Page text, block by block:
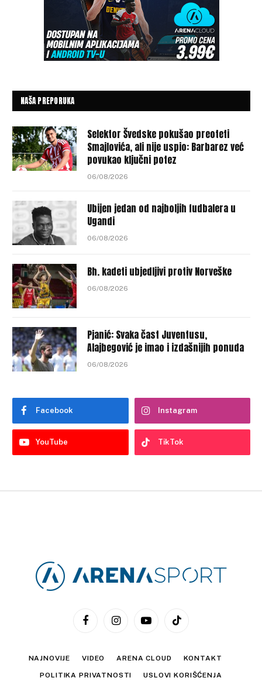
NAŠA PREPORUKA
Selektor Švedske pokušao preoteti
Smajlovića, ali nije uspio: Barbarez već
povukao ključni potez
06/08/2026
Ubijen jedan od najboljih fudbalera u
Ugandi
06/08/2026
Bh. kadeti ubjedljivi protiv Norveške
06/08/2026
Pjanić: Svaka čast Juventusu,
Alajbegović je imao i izdašnijih ponuda
06/08/2026
Facebook Instagram
YouTube TikTok
FacebookInstagramYouTubeTikTok
NAJNOVIJE VIDEO ARENA CLOUD KONTAKT
POLITIKA PRIVATNOSTI USLOVI KORIŠĆENJA